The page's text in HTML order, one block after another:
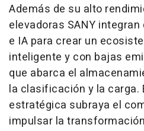
Además de su alto
elevadoras SANY
e IA para crear un
inteligente y con bajas
que abarca el
la clasificación y la carga.
estratégica subraya el
impulsar la